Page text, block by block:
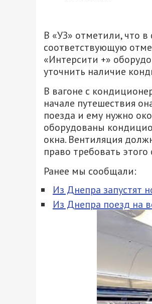
В «УЗ» отметили, что в
соответствующую
«Интерсити +»
уточнить наличие
В вагоне с
начале путешествия
поезда и ему нужно
оборудованы
окна. Вентиляция
право требовать
Ранее мы сообщали:
Из Днепра запустят
Из Днепра поезд на